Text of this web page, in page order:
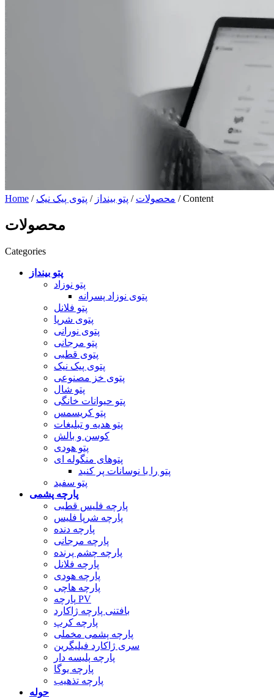
Home / محصولات / پتو بینداز / پتوی پیک نیک / Content
محصولات
Categories
پتو بینداز
پتو نوزاد
پتوی نوزاد پسرانه
پتو فلانل
پتوی شرپا
پتوی نورانی
پتو مرجانی
پتوی قطبی
پتوی پیک نیک
پتوی خز مصنوعی
پتو شال
پتو حیوانات خانگی
پتو کریسمس
پتو هدیه و تبلیغات
کوسن و بالش
پتو هودی
پتوهای منگوله ای
پتو را با نوسانات پر کنید
پتو سفید
پارچه پشمی
پارچه فلیس قطبی
پارچه شرپا فلیس
پارچه دنده
پارچه مرجانی
پارچه چشم پرنده
پارچه فلانل
پارچه هودی
پارچه هاچی
پارچه PV
بافتنی پارچه ژاکارد
پارچه کرپ
پارچه پشمی مخملی
سری ژاکارد فیلیگرین
پارچه پلیسه دار
پارچه یوگا
پارچه تذهیب
حوله